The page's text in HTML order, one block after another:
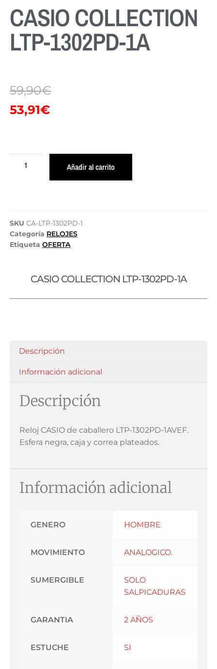
CASIO COLLECTION
LTP-1302PD-1A
59,90€
53,91€
Añadir al carrito
SKU CA-LTP-1302PD-1
Categoría RELOJES
Etiqueta OFERTA
CASIO COLLECTION LTP-1302PD-1A
Descripción
Información adicional
Descripción
Reloj CASIO de caballero LTP-1302PD-1AVEF.
Esfera negra, caja y correa plateados.
Información adicional
GENERO HOMBRE
MOVIMIENTO ANALOGICO.
SUMERGIBLE
SOLO
SALPICADURAS
GARANTIA 2 AÑOS
ESTUCHE SI